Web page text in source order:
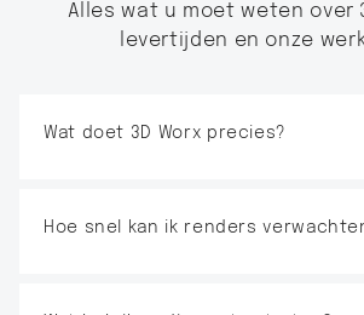
Alles wat u moet weten over
levertijden en onze
Wat doet 3D Worx precies?
Hoe snel kan ik renders